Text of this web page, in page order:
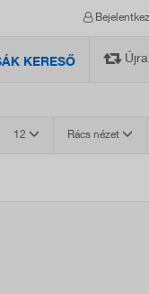
KERESŐ Újra
Rács nézet
12